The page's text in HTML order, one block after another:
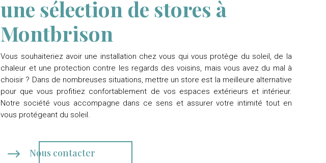
une sélection de stores à
Montbrison
Vous souhaiteriez avoir une installation chez vous qui vous protège du soleil, de la
chaleur et une protection contre les regards des voisins, mais vous avez du mal à
choisir ? Dans de nombreuses situations, mettre un store est la meilleure alternative
pour que vous profitiez confortablement de vos espaces extérieurs et intérieur.
Notre société vous accompagne dans ce sens et assurer votre intimité tout en
vous protégeant du soleil.
$ Nous contacter